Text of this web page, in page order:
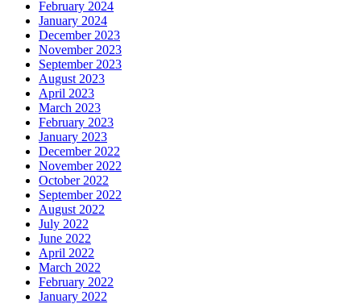
February 2024
January 2024
December 2023
November 2023
September 2023
August 2023
April 2023
March 2023
February 2023
January 2023
December 2022
November 2022
October 2022
September 2022
August 2022
July 2022
June 2022
April 2022
March 2022
February 2022
January 2022